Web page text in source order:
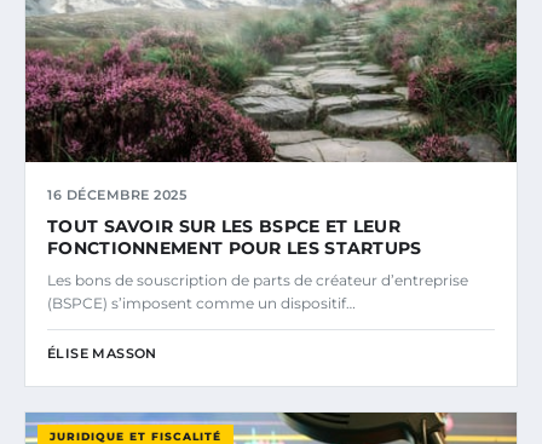
16 DÉCEMBRE 2025
TOUT SAVOIR SUR LES BSPCE ET LEUR
FONCTIONNEMENT POUR LES STARTUPS
Les bons de souscription de parts de créateur d’entreprise
(BSPCE) s’imposent comme un dispositif…
ÉLISE MASSON
JURIDIQUE ET FISCALITÉ